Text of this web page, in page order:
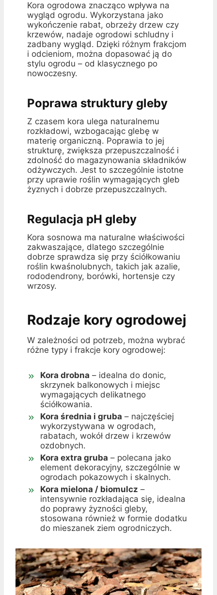
Kora ogrodowa znacząco wpływa na
wygląd ogrodu. Wykorzystana jako
wykończenie rabat, obrzeży drzew czy
krzewów, nadaje ogrodowi schludny i
zadbany wygląd. Dzięki różnym frakcjom
i odcieniom, można dopasować ją do
stylu ogrodu – od klasycznego po
nowoczesny.
Poprawa struktury gleby
Z czasem kora ulega naturalnemu
rozkładowi, wzbogacając glebę w
materię organiczną. Poprawia to jej
strukturę, zwiększa przepuszczalność i
zdolność do magazynowania składników
odżywczych. Jest to szczególnie istotne
przy uprawie roślin wymagających gleb
żyznych i dobrze przepuszczalnych.
Regulacja pH gleby
Kora sosnowa ma naturalne właściwości
zakwaszające, dlatego szczególnie
dobrze sprawdza się przy ściółkowaniu
roślin kwaśnolubnych, takich jak azalie,
rododendrony, borówki, hortensje czy
wrzosy.
Rodzaje kory ogrodowej
W zależności od potrzeb, można wybrać
różne typy i frakcje kory ogrodowej:
Kora drobna – idealna do donic,
skrzynek balkonowych i miejsc
wymagających delikatnego
ściółkowania.
Kora średnia i gruba – najczęściej
wykorzystywana w ogrodach,
rabatach, wokół drzew i krzewów
ozdobnych.
Kora extra gruba – polecana jako
element dekoracyjny, szczególnie w
ogrodach pokazowych i skalnych.
Kora mielona / biomulcz –
intensywnie rozkładająca się, idealna
do poprawy żyzności gleby,
stosowana również w formie dodatku
do mieszanek ziem ogrodniczych.